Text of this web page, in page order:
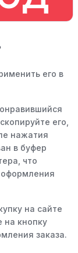
его в
его,
нажатия
в буфер
что
оформления
на сайте
на кнопку
заказа.